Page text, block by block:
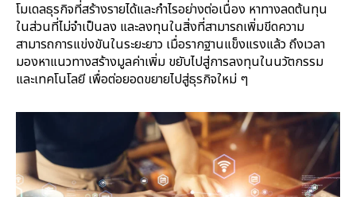
โมเดลธุรกิจที่สร้างรายได้และกำไรอย่างต่อเนื่อง หาทางลดต้นทุน
ในส่วนที่ไม่จำเป็นลง และลงทุนในสิ่งที่สามารถเพิ่มขีดความ
สามารถการแข่งขันในระยะยาว เมื่อรากฐานแข็งแรงแล้ว ถึงเวลา
มองหาแนวทางสร้างมูลค่าเพิ่ม ขยับไปสู่การลงทุนในนวัตกรรม
และเทคโนโลยี เพื่อต่อยอดขยายไปสู่ธุรกิจใหม่ ๆ